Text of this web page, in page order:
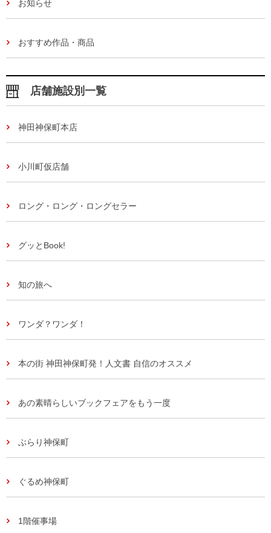
お知らせ
おすすめ作品・商品
店舗施設別一覧
神田神保町本店
小川町仮店舗
ロング・ロング・ロングセラー
グッとBook!
知の旅へ
ワンダ？ワンダ！
本の街 神田神保町発！人文書 自信のオススメ
あの素晴らしいブックフェアをもう一度
ぶらり神保町
ぐるめ神保町
1階催事場